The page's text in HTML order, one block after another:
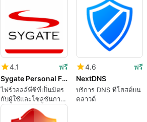
4.1
ฟรี
Sygate Personal Firewall
ไฟร์วอลล์พีซีที่เป็นมิตร
กับผู้ใช้และโซลูชันการ
รักษาความปลอดภัยเด
สก์ท็อปส่วนบุคคล
4.6
ฟรี
NextDNS
บริการ DNS ที่โฮสต์บน
คลาวด์